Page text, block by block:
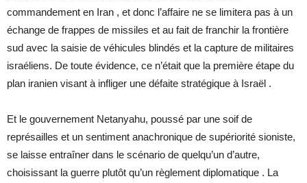
commandement en Iran , et donc l’affaire ne se limitera pas à un
échange de frappes de missiles et au fait de franchir la frontière
sud avec la saisie de véhicules blindés et la capture de militaires
israéliens. De toute évidence, ce n’était que la première étape du
plan iranien visant à infliger une défaite stratégique à Israël .
Et le gouvernement Netanyahu, poussé par une soif de
représailles et un sentiment anachronique de supériorité sioniste,
se laisse entraîner dans le scénario de quelqu’un d’autre,
choisissant la guerre plutôt qu’un règlement diplomatique . La